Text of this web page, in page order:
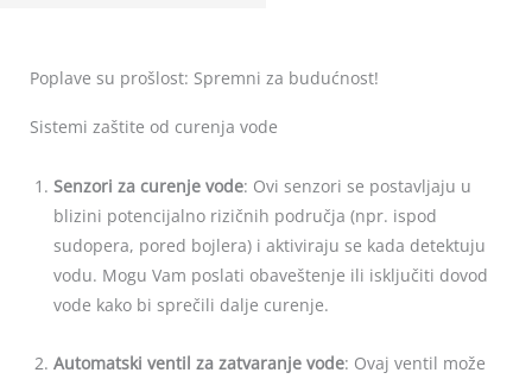
Poplave su prošlost: Spremni za budućnost!
Sistemi zaštite od curenja vode
Senzori za curenje vode: Ovi senzori se postavljaju u
blizini potencijalno rizičnih područja (npr. ispod
sudopera, pored bojlera) i aktiviraju se kada detektuju
vodu. Mogu Vam poslati obaveštenje ili isključiti dovod
vode kako bi sprečili dalje curenje.
Automatski ventil za zatvaranje vode: Ovaj ventil može